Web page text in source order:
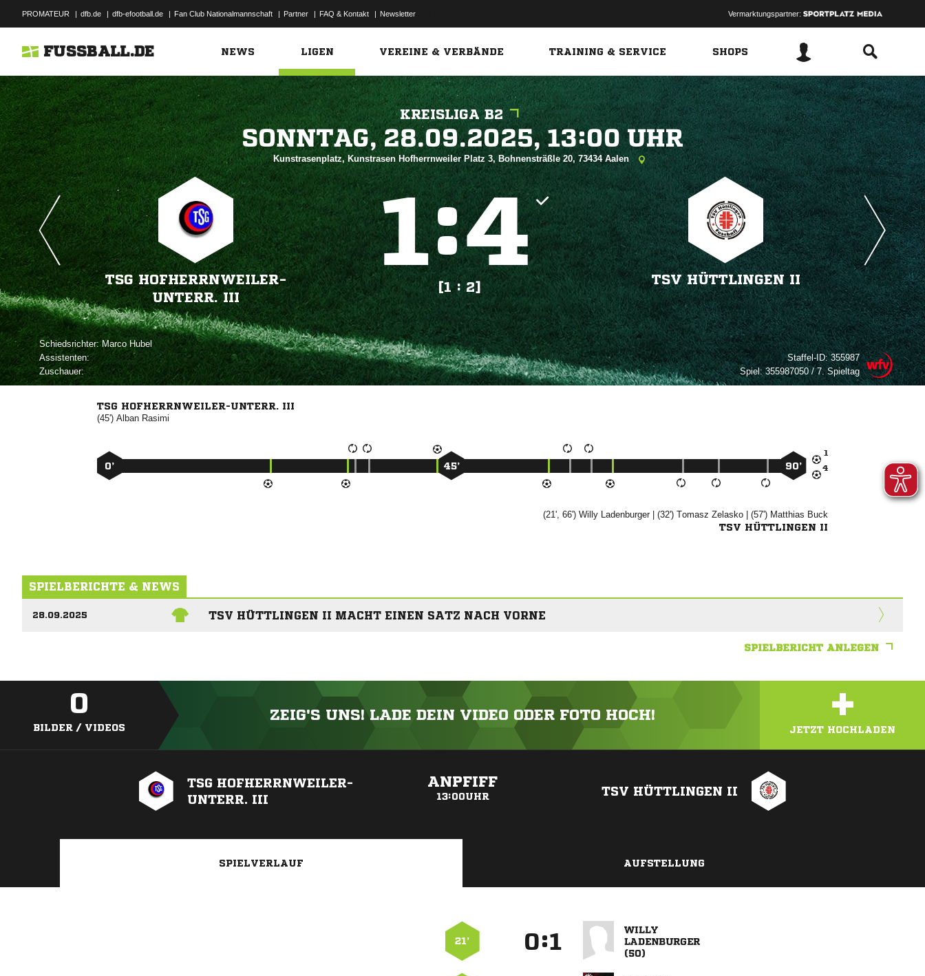
PROMATEUR | dfb.de | dfb-efootball.de | Fan Club Nationalmannschaft | Partner | FAQ & Kontakt | Newsletter Vermarktungspartner:
FUSSBALL.DE NEWS LIGEN VEREINE & VERBÄNDE TRAINING & SERVICE SHOPS
KREISLIGA B2
   
Kunstrasenplatz, Kunstrasen Hofherrnweiler Platz 3, Bohnensträßle 20, 73434 Aalen
TSG HOFHERRNWEILER-
UNTERR. III
:
[1 : 2]
TSV HÜTTLINGEN II
Schiedsrichter: 
Assistenten:
Zuschauer:
Staffel-ID:355987
Spiel:355987050 / 7. Spieltag
TSG HOFHERRNWEILER-UNTERR. III
(45') 


0’ 45’ 90’
(21', 66') | (32')  | (57')  
TSV HÜTTLINGEN II
SPIELBERICHTE & NEWS
28.09.2025 TSV HÜTTLINGEN II MACHT EINEN SATZ NACH VORNE
SPIELBERICHT ANLEGEN
0
BILDER / VIDEOS
ZEIG'S UNS! LADE DEIN VIDEO ODER FOTO HOCH! +
JETZT HOCHLADEN
TSG HOFHERRNWEILER-
UNTERR. III
ANPFIFF
13:00UHR TSV HÜTTLINGEN II
SPIELVERLAUF AUFSTELLUNG
21’ :


